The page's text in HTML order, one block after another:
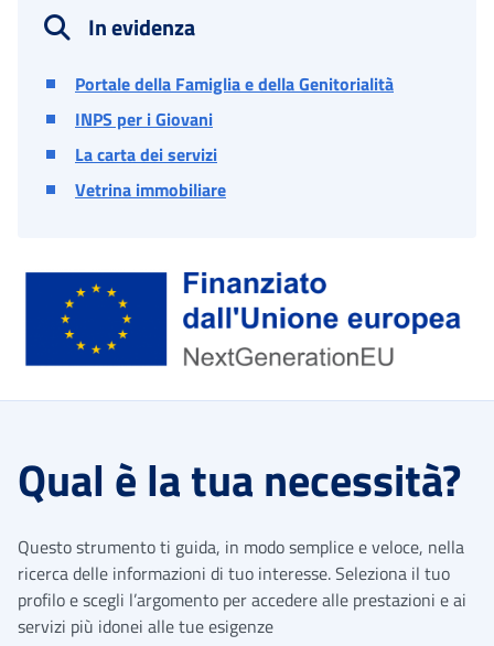
In evidenza
Portale della Famiglia e della Genitorialità
INPS per i Giovani
La carta dei servizi
Vetrina immobiliare
Qual è la tua necessità?
Questo strumento ti guida, in modo semplice e veloce, nella
ricerca delle informazioni di tuo interesse. Seleziona il tuo
profilo e scegli l’argomento per accedere alle prestazioni e ai
servizi più idonei alle tue esigenze